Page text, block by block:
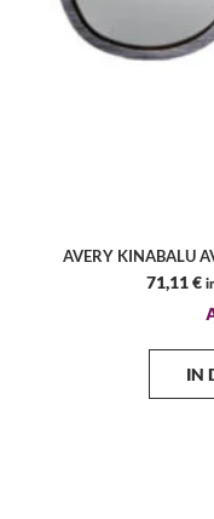
AVERY KINABALU
71,11€
IN